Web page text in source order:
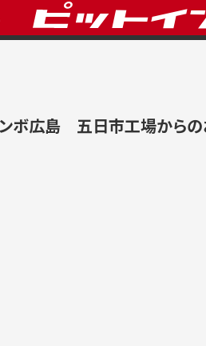
ボ広島 五日市工場からの